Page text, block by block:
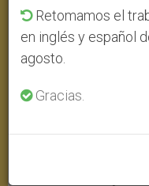
El motivo
W M F T
Retomamos el
en inglés y español
agosto.
Gracias.